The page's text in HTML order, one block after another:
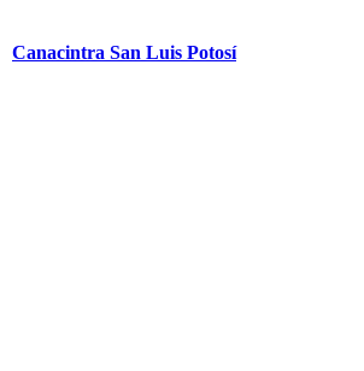
Canacintra San Luis Potosí